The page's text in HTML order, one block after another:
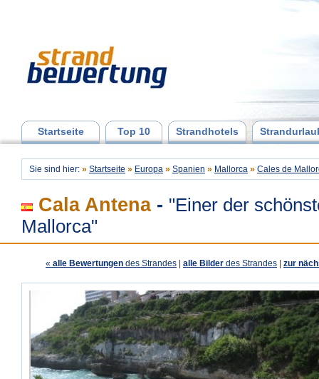
Startseite Top 10 Strandhotels
Sie sind hier: » Startseite » Europa » Spanien » Mallorca » Cales de
Cala Antena- "Einer der
Mallorca"
« alle Bewertungen des Strandes alle Bilder des Strandes zur